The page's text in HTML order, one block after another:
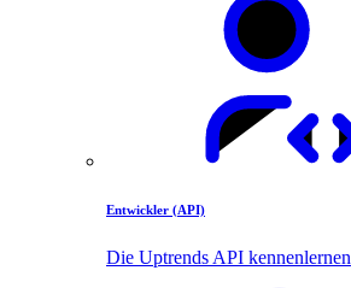
Entwickler (API)
Die Uptrends API kennenlernen